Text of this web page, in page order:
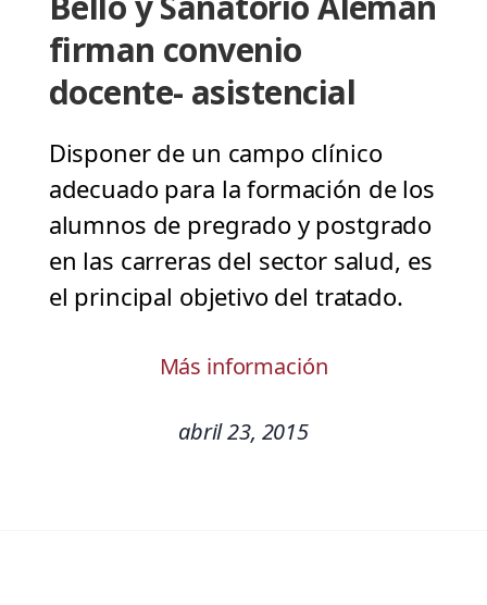
firman convenio
docente- asistencial
Disponer de un campo clínico
adecuado para la formación de los
alumnos de pregrado y postgrado
en las carreras del sector salud, es
el principal objetivo del tratado.
Más información
abril 23, 2015